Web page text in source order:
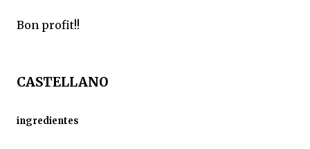
Bon profit!!
CASTELLANO
ingredientes